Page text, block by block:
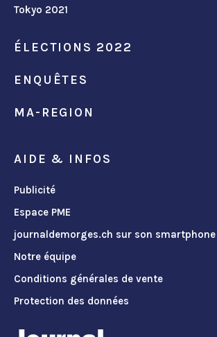
Tokyo 2021
ÉLECTIONS 2022
ENQUÊTES
MA-REGION
AIDE & INFOS
Publicité
Espace PME
journaldemorges.ch sur son smartphone
Notre équipe
Conditions générales de vente
Protection des données